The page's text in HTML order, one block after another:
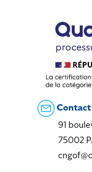
Contact
91
75002